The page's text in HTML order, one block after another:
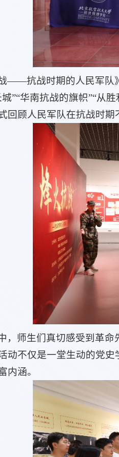
——抗战时期的人民军队
”“华南抗战的旗帜”“从
回顾人民军队在抗战时期
，师生们真切感受到革
动不仅是一堂生动的党
内涵。